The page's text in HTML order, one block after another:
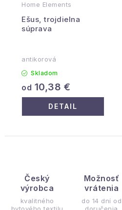
Český
výrobca
kvalitného
Možnosť
vrátenia
do 14 dní od
Home Elements
Ešus, trojdielna
súprava
antikorová
Skladom
od 10,38 €
DETAIL